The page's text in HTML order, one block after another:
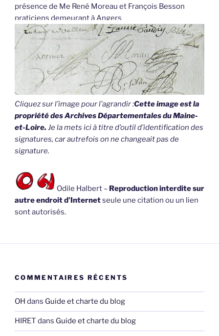
présence de Me René Moreau et François Besson
praticiens demeurant à Angers
Cliquez sur l’image pour l’agrandir :Cette image est la
propriété des Archives Départementales du Maine-
et-Loire. Je la mets ici à titre d’outil d’identification des
signatures, car autrefois on ne changeait pas de
signature.
Odile Halbert – Reproduction interdite sur
autre endroit d’Internetseule une citation ou un lien
sont autorisés.
COMMENTAIRES RÉCENTS
OH dans Guide et charte du blog
HIRET dans Guide et charte du blog